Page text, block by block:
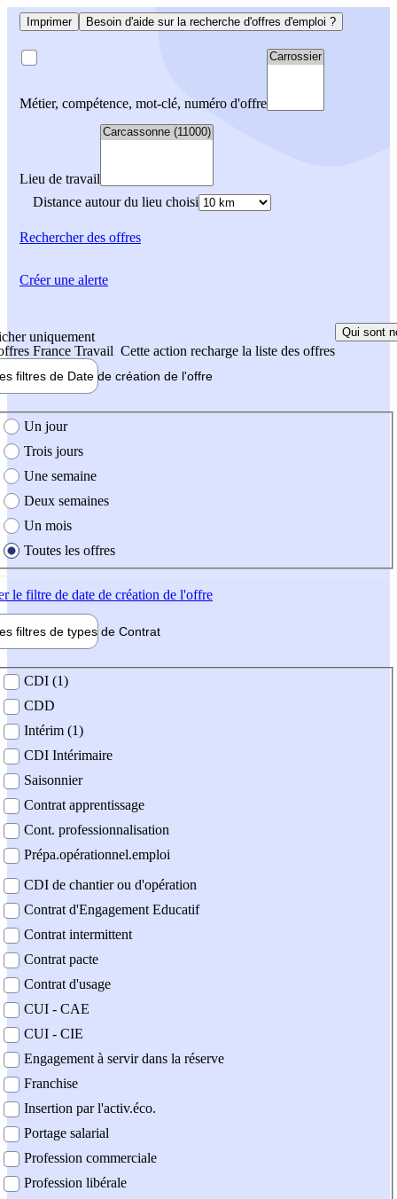
Imprimer Besoin d'aide sur la recherche d'offres d'emploi ?
Métier, compétence, mot-clé, numéro d'offre
Lieu de travail
Distance autour du lieu choisi
Rechercherdes offres
uniquement
France Travail Cette action recharge la liste des offres
Qui sont
filtres de Date de création de l'offre
création de l'offre
Un jour
Trois jours
Une semaine
Deux semaines
Un mois
Toutes les offres
le filtre de date de création de l'offre
filtres de types de Contrat
contrat
CDI (1)
CDD
Intérim (1)
CDI Intérimaire
Saisonnier
Contrat apprentissage
Cont. professionnalisation
Prépa.opérationnel.emploi
CDI de chantier ou d'opération
Contrat d'Engagement Educatif
Contrat intermittent
Contrat pacte
Contrat d'usage
CUI - CAE
CUI - CIE
Engagement à servir dans la réserve
Franchise
Insertion par l'activ.éco.
Portage salarial
Profession commerciale
Profession libérale
Créer une alerte